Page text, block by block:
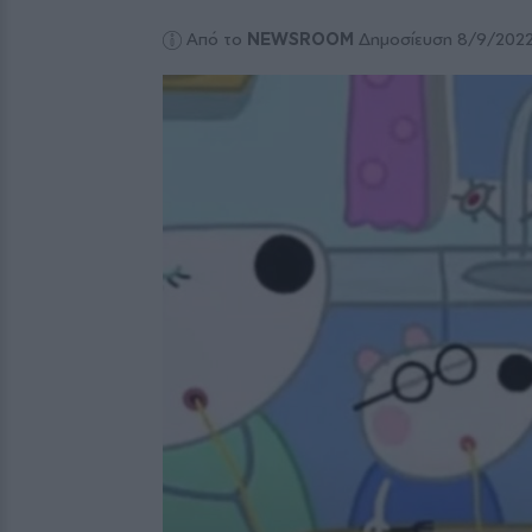
Από το NEWSROOM Δημοσίευση 8/9/